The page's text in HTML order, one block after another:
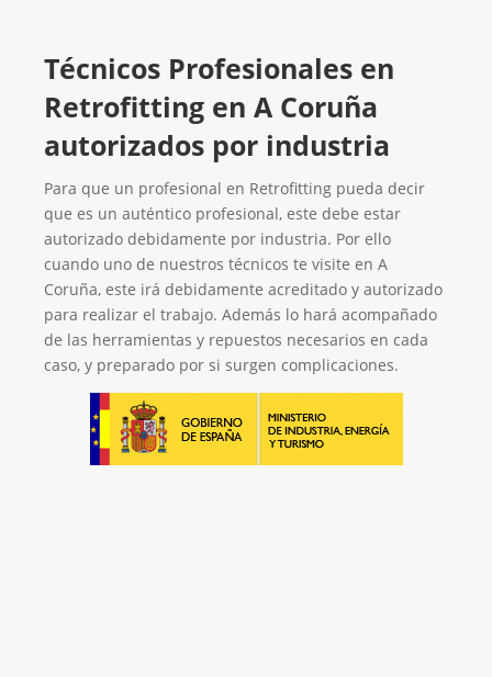
Técnicos Profesionales en
Retrofitting en A Coruña
autorizados por industria
Para que un profesional en Retrofitting pueda decir
que es un auténtico profesional, este debe estar
autorizado debidamente por industria. Por ello
cuando uno de nuestros técnicos te visite en A
Coruña, este irá debidamente acreditado y autorizado
para realizar el trabajo. Además lo hará acompañado
de las herramientas y repuestos necesarios en cada
caso, y preparado por si surgen complicaciones.